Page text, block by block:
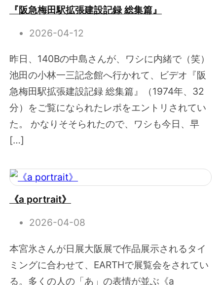
『阪急梅田駅拡張建設記録 総集篇』
2026-04-12
昨日、140Bの中島さんが、ワシに内緒で（笑）
池田の小林一三記念館へ行かれて、ビデオ『阪
急梅田駅拡張建設記録 総集篇』（1974年、32
分）をご覧になられたレポをエントリされてい
た。 かなりそそられたので、ワシも今日、早
[…]
《a portrait》
2026-04-08
本宮氷さんが日展大阪展で作品展示されるタイ
ミングに合わせて、EARTHで展覧会をされてい
る。多くの人の「あ」の表情が並ぶ《a